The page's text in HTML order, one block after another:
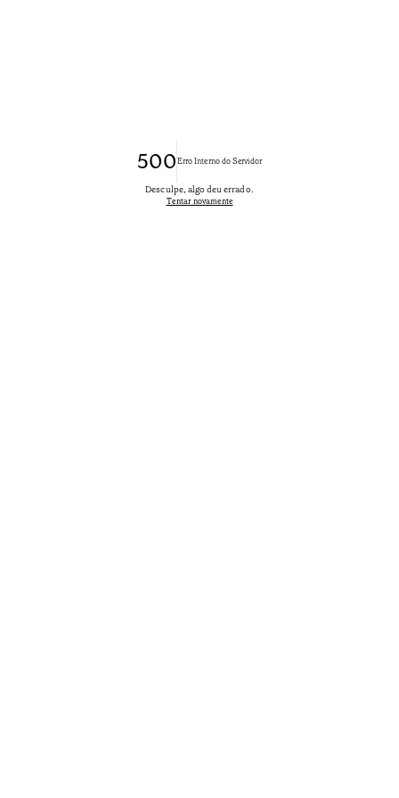
500Erro Interno do Servidor
Desculpe, algo deu errado.
Tentar novamente